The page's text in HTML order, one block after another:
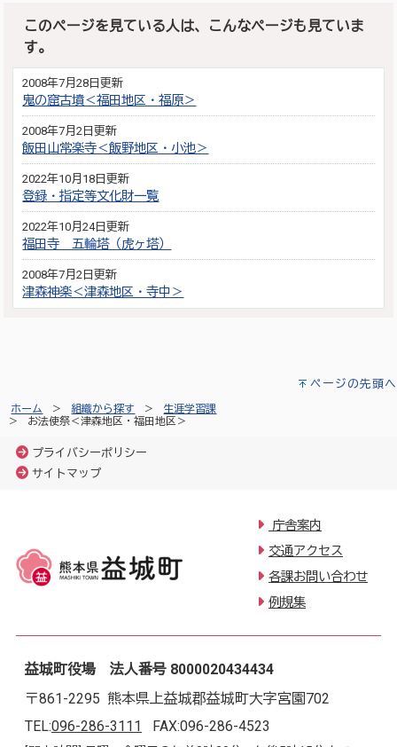
このページを見ている人は、こんなページも見ていま
す。
2008年7月28日更新
鬼の窟古墳＜福田地区・福原＞
2008年7月2日更新
飯田山常楽寺＜飯野地区・小池＞
2022年10月18日更新
登録・指定等文化財一覧
2022年10月24日更新
福田寺 五輪塔（虎ヶ塔）
2008年7月2日更新
津森神楽＜津森地区・寺中＞
ページの先頭へ
ホーム 組織から探す
生涯学習課
お法使祭＜津森地区・福田地区＞
プライバシーポリシー
サイトマップ
庁舎案内
交通アクセス
各課お問い合わせ
例規集
益城町役場 法人番号 8000020434434
〒861-2295 熊本県上益城郡益城町大字宮園702
TEL:096-286-3111 FAX:096-286-4523